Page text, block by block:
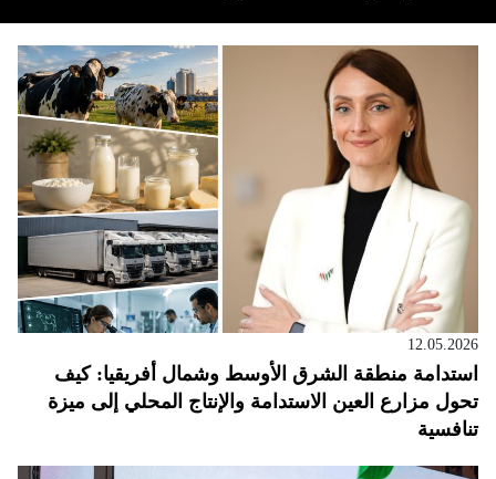
12.05.2026
استدامة منطقة الشرق الأوسط وشمال أفريقيا: كيف
تحول مزارع العين الاستدامة والإنتاج المحلي إلى ميزة
تنافسية